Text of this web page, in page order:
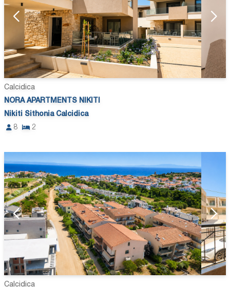
Calcidica
NORA APARTMENTS NIKITI
Nikiti Sithonia Calcidica
8
2
Calcidica